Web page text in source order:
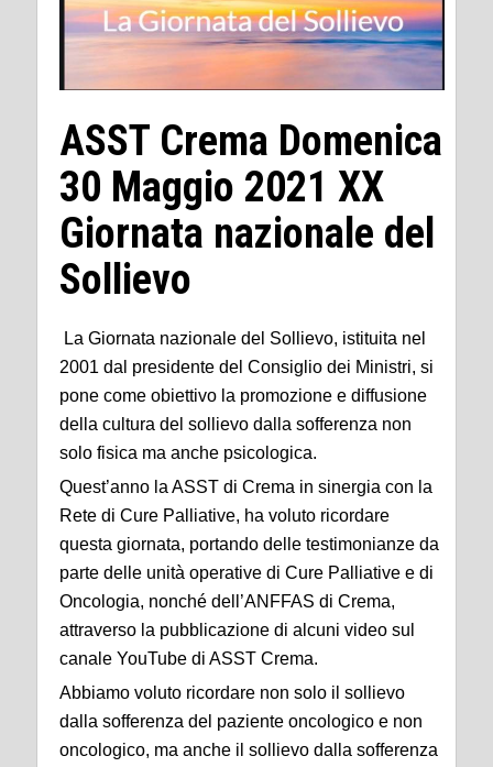
ASST Crema Domenica
30 Maggio 2021 XX
Giornata nazionale del
Sollievo
La Giornata nazionale del Sollievo, istituita nel
2001 dal presidente del Consiglio dei Ministri, si
pone come obiettivo la promozione e diffusione
della cultura del sollievo dalla sofferenza non
solo fisica ma anche psicologica.
Quest’anno la ASST di Crema in sinergia con la
Rete di Cure Palliative, ha voluto ricordare
questa giornata, portando delle testimonianze da
parte delle unità operative di Cure Palliative e di
Oncologia, nonché dell’ANFFAS di Crema,
attraverso la pubblicazione di alcuni video sul
canale YouTube di ASST Crema.
Abbiamo voluto ricordare non solo il sollievo
dalla sofferenza del paziente oncologico e non
oncologico, ma anche il sollievo dalla sofferenza